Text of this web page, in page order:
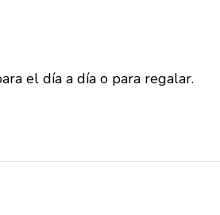
el día a día o para regalar.